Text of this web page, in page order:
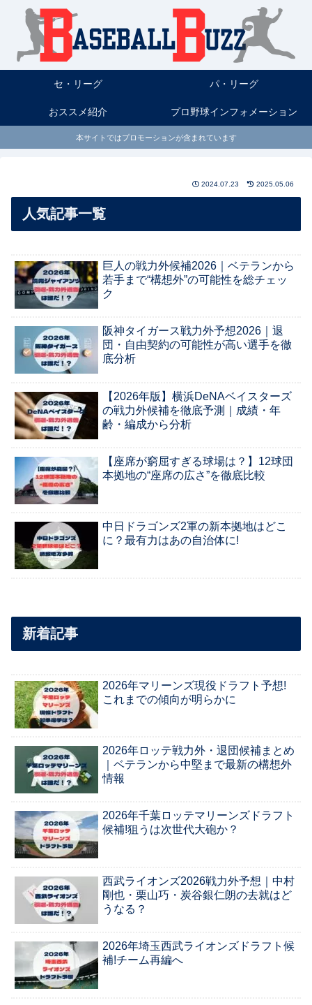
セ・リーグ パ・リーグ
おススメ紹介 プロ野球インフォメーション
本サイトではプロモーションが含まれています
2024.07.23 2025.05.06
人気記事一覧
巨人の戦力外候補2026｜ベテランから
若手まで“構想外”の可能性を総チェッ
ク
阪神タイガース戦力外予想2026｜退
団・自由契約の可能性が高い選手を徹
底分析
【2026年版】横浜DeNAベイスターズ
の戦力外候補を徹底予測｜成績・年
齢・編成から分析
【座席が窮屈すぎる球場は？】12球団
本拠地の“座席の広さ”を徹底比較
中日ドラゴンズ2軍の新本拠地はどこ
に？最有力はあの自治体に!
新着記事
2026年マリーンズ現役ドラフト予想!
これまでの傾向が明らかに
2026年ロッテ戦力外・退団候補まとめ
｜ベテランから中堅まで最新の構想外
情報
2026年千葉ロッテマリーンズドラフト
候補!狙うは次世代大砲か？
西武ライオンズ2026戦力外予想｜中村
剛也・栗山巧・炭谷銀仁朗の去就はど
うなる？
2026年埼玉西武ライオンズドラフト候
補!チーム再編へ